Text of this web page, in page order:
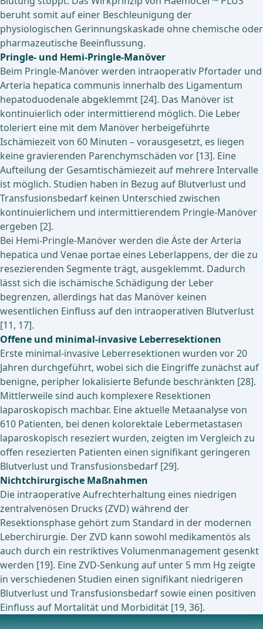
beruht somit auf einer Beschleunigung der
physiologischen Gerinnungskaskade ohne chemische oder
pharmazeutische Beeinflussung.
Pringle- und Hemi-Pringle-Manöver
Beim Pringle-Manöver werden intraoperativ Pfortader und
Arteria hepatica communis innerhalb des Ligamentum
hepatoduodenale abgeklemmt [24]. Das Manöver ist
kontinuierlich oder intermittierend möglich. Die Leber
toleriert eine mit dem Manöver herbeigeführte
Ischämiezeit von 60 Minuten – vorausgesetzt, es liegen
keine gravierenden Parenchymschäden vor [13]. Eine
Aufteilung der Gesamtischämiezeit auf mehrere Intervalle
ist möglich. Studien haben in Bezug auf Blutverlust und
Transfusionsbedarf keinen Unterschied zwischen
kontinuierlichem und intermittierendem Pringle-Manöver
ergeben [2].
Bei Hemi-Pringle-Manöver werden die Äste der Arteria
hepatica und Venae portae eines Leberlappens, der die zu
resezierenden Segmente trägt, ausgeklemmt. Dadurch
lässt sich die ischämische Schädigung der Leber
begrenzen, allerdings hat das Manöver keinen
wesentlichen Einfluss auf den intraoperativen Blutverlust
[11, 17].
Offene und minimal-invasive Leberresektionen
Erste minimal-invasive Leberresektionen wurden vor 20
Jahren durchgeführt, wobei sich die Eingriffe zunächst auf
benigne, peripher lokalisierte Befunde beschränkten [28].
Mittlerweile sind auch komplexere Resektionen
laparoskopisch machbar. Eine aktuelle Metaanalyse von
610 Patienten, bei denen kolorektale Lebermetastasen
laparoskopisch reseziert wurden, zeigten im Vergleich zu
offen resezierten Patienten einen signifikant geringeren
Blutverlust und Transfusionsbedarf [29].
Nichtchirurgische Maßnahmen
Die intraoperative Aufrechterhaltung eines niedrigen
zentralvenösen Drucks (ZVD) während der
Resektionsphase gehört zum Standard in der modernen
Leberchirurgie. Der ZVD kann sowohl medikamentös als
auch durch ein restriktives Volumenmanagement gesenkt
werden [19]. Eine ZVD-Senkung auf unter 5 mm Hg zeigte
in verschiedenen Studien einen signifikant niedrigeren
Blutverlust und Transfusionsbedarf sowie einen positiven
Einfluss auf Mortalität und Morbidität [19, 36].
Aktuell laufende Studien zu diesem Thema